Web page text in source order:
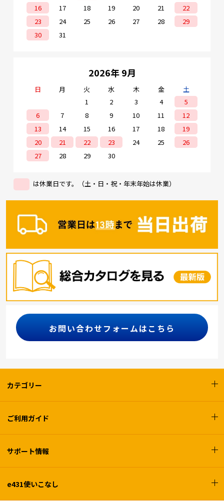
16
17 18 19 20 21
22
23
24 25 26 27 28
29
30
31
2026年 9月
日 月 火 水 木 金
土
1
2 3 4
5
6
7 8 9 10 11
12
13
14 15 16 17 18
19
20
21 22 23 24 25
26
27
28 29 30
は休業日です。（土・日・祝・年末年始は休業）
お問い合わせフォームはこちら
カテゴリー
ご利用ガイド
サポート情報
e431使いこなし